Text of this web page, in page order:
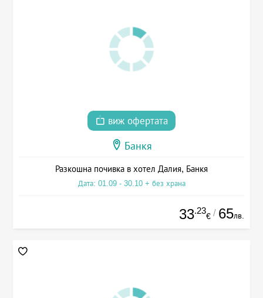
виж офертата
Банкя
Разкошна почивка в хотел Далия, Банкя
Дата: 01.09 - 30.10 + без храна
33.23
€ / 65лв.